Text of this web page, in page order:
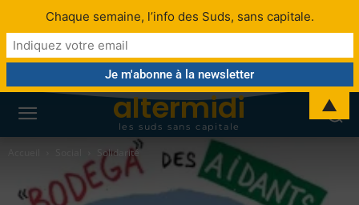
altermidi
les suds sans capitale
Solidarité
Chaque semaine, l’info des Suds, sans capitale.
▲